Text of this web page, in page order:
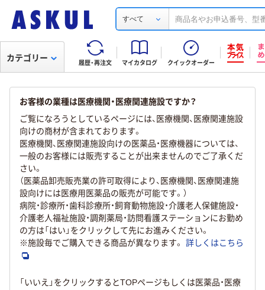
すべて
履歴・再注文 マイカタログ クイックオーダー
カテゴリー
お客様の業種は医療機関・医療関連施設ですか？
ご覧になろうとしているページには、医療機関、医療関連施設
向けの商材が含まれております。
医療機関、医療関連施設向けの医薬品・医療機器については、
一般のお客様には販売することが出来ませんのでご了承くだ
さい。
（医薬品卸売販売業の許可取得により、医療機関、医療関連施
設向けには医療用医薬品の販売が可能です。）
病院・診療所・歯科診療所・飼育動物施設・介護老人保健施設・
介護老人福祉施設・調剤薬局・訪問看護ステーションにお勤め
の方は「はい」をクリックして先にお進みください。
※施設毎でご購入できる商品が異なります。 詳しくはこちら
「いいえ」をクリックするとTOPページもしくは医薬品・医療